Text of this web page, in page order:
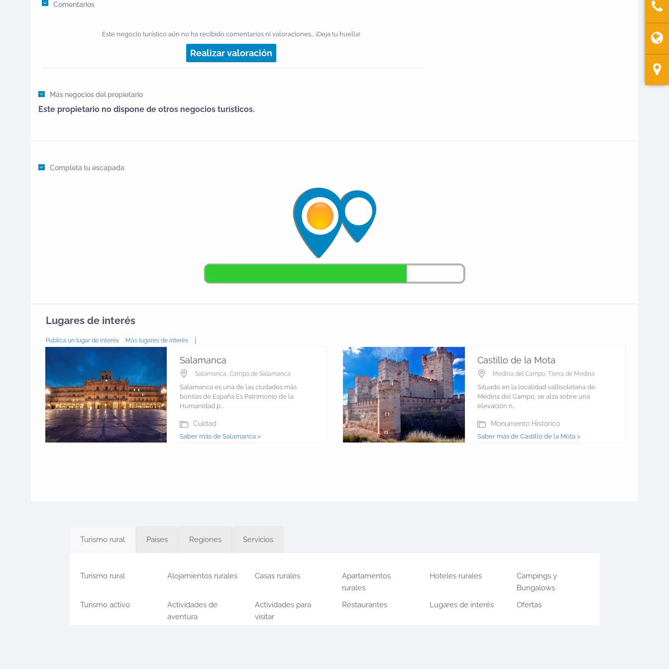
realización de sus celebraciones.Solicite Presupuesto.
Comentarios
Este negocio turístico aún no ha recibido comentarios ni valoraciones... ¡Deja tu huella!
Realizar valoración
Más negocios del propietario
Este propietario no dispone de otros negocios turísticos.
Completa tu escapada
Lugares de interés
Publica un lugar de interés Más lugares de interés
Salamanca
Salamanca Campo de Salamanca
Salamanca es una de las ciudades más
bonitas de España Es Patrimonio de la
Humanidad p...
Cuidad
Saber más de Salamanca >
Castillo de la Mota
Medina del Campo ,Tierra de Medina
Situado en la localidad vallisoletana de
Medina del Campo, se alza sobre una
elevación n...
Monumento Histórico
Saber más de Castillo de la Mota >
Turismo rural Paises Regiones Servicios
Turismo rural Alojamientos rurales Casas rurales
Apartamentos
rurales
Hoteles rurales
Campings y
Bungalows
Turismo activo
Actividades de
aventura
Actividades para
visitar
Restaurantes Lugares de interés Ofertas